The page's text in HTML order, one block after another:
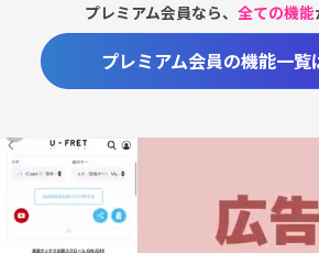
プレミアム会員なら、全ての機能
プレミアム会員の機能一覧